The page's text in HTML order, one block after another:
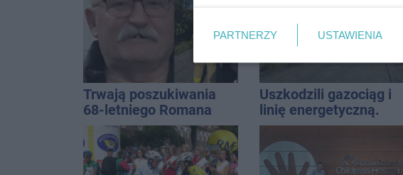
Trwają poszukiwania
68-letniego Romana
Kucały
Uszkodzili gazociąg i
linię energetyczną.
Interweniowały służby
PARTNERZY USTAWIENIA